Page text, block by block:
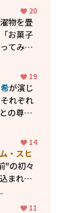
20
物を畳
お菓子
てみた
ン4台の
19
が演じ
れぞれ
の尊さ
画「あ
君とま14
・スヒ
"の初々
まれ
ドリー11